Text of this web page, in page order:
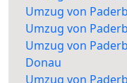
Umzug von
Umzug von
Umzug von
Donau
Umzug von